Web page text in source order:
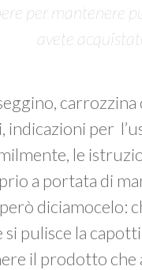
per mantenere
avete
indicazioni per
le
a portata di
diciamocelo:
pulisce la
il prodotto